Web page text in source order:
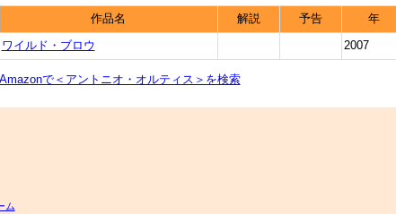
作品名 解説 予告 年
ワイルド・ブロウ 2007
Amazonで＜アントニオ・オルティス＞を検索
ム